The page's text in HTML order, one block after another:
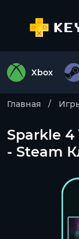
Xbox
Главная
Sparkle
- Steam